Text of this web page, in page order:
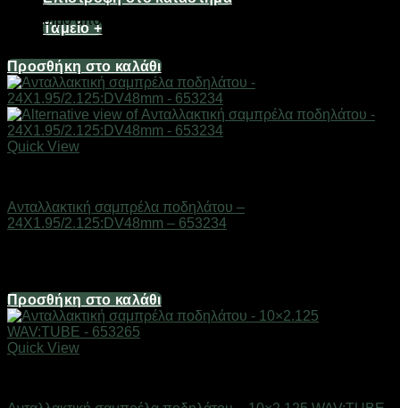
Ταμείο +
Διαθέσιμο από 1-3 ημέρες
Προσθήκη στο καλάθι
Quick View
Ανταλλακτική σαμπρέλα ποδηλάτου –
24X1.95/2.125:DV48mm – 653234
Προσθήκη στο καλάθι
Quick View